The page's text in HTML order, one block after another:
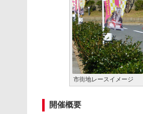
市街地レースイメージ
開催概要